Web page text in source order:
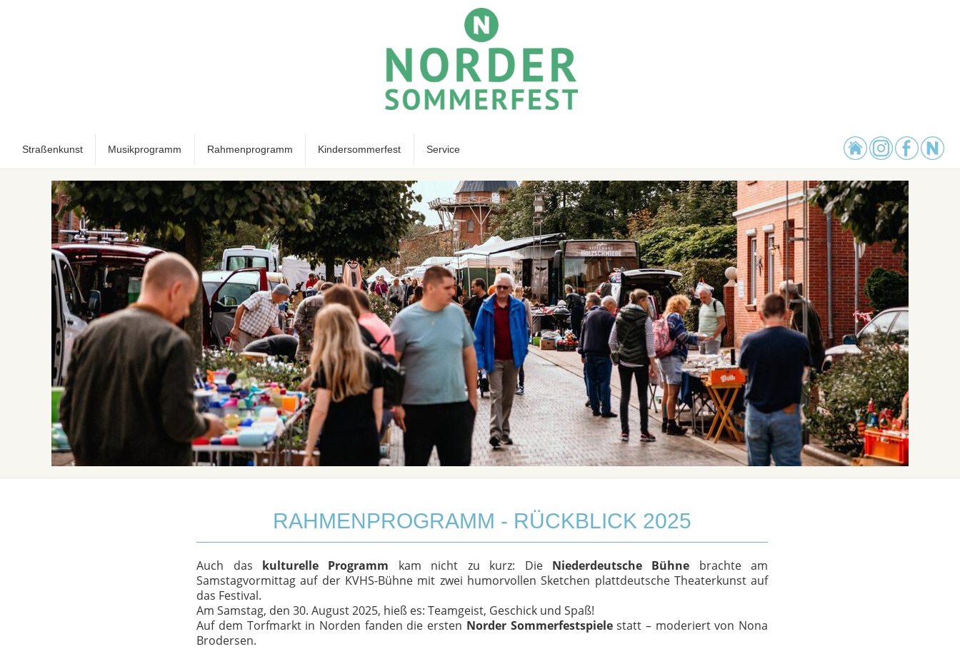
Straßenkunst Musikprogramm Rahmenprogramm Kindersommerfest Service
RAHMENPROGRAMM - RÜCKBLICK 2025
Auch das kulturelle Programm kam nicht zu kurz: Die Niederdeutsche Bühne brachte am
Samstagvormittag auf der KVHS-Bühne mit zwei humorvollen Sketchen plattdeutsche Theaterkunst auf
das Festival.
Am Samstag, den 30. August 2025, hieß es: Teamgeist, Geschick und Spaß!
Auf dem Torfmarkt in Norden fanden die ersten Norder Sommerfestspielestatt – moderiert von Nona
Brodersen.